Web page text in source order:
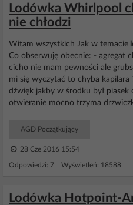
Lodówka Whirlpool
nie chłodzi
Witam wszystkich Jak w temacie
Co obserwuję obecnie: - agregat
cicho nie mam pewności ale
mi się wyczytać to chyba kapilara
dźwięk jakby w środku był piasek
otwieranie mocno trzyma
AGD Początkujący
28 Cze 2016 15:54
Odpowiedzi: 7 Wyświetleń: 18588
Lodówka Hotpoint-